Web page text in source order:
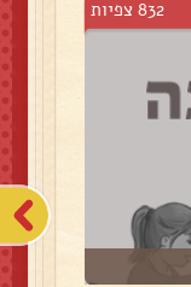
832 צפיות